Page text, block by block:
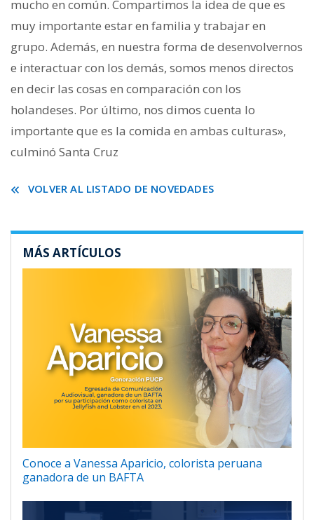
mucho en común. Compartimos la idea de que es
muy importante estar en familia y trabajar en
grupo. Además, en nuestra forma de desenvolvernos
e interactuar con los demás, somos menos directos
en decir las cosas en comparación con los
holandeses. Por último, nos dimos cuenta lo
importante que es la comida en ambas culturas»,
culminó Santa Cruz
VOLVER AL LISTADO DE NOVEDADES
MÁS ARTÍCULOS
Conoce a Vanessa Aparicio, colorista peruana
ganadora de un BAFTA